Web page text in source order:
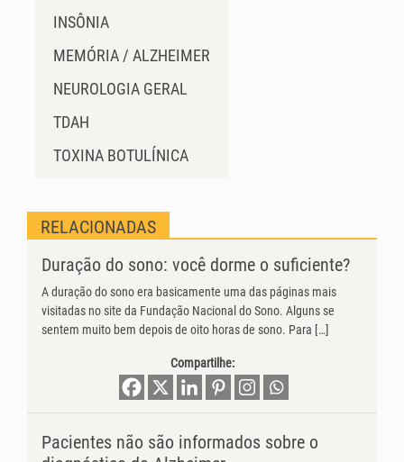
INSÔNIA
MEMÓRIA / ALZHEIMER
NEUROLOGIA GERAL
TDAH
TOXINA BOTULÍNICA
RELACIONADAS
Duração do sono: você dorme o suficiente?
A duração do sono era basicamente uma das páginas mais
visitadas no site da Fundação Nacional do Sono. Alguns se
sentem muito bem depois de oito horas de sono. Para […]
Compartilhe:
Pacientes não são informados sobre o